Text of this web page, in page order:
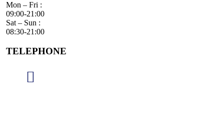
Mon – Fri :
09:00-21:00
Sat – Sun :
08:30-21:00
TELEPHONE